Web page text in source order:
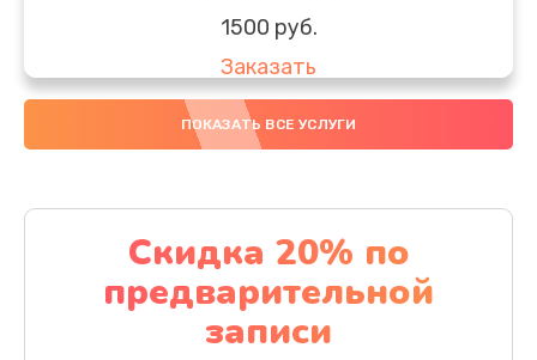
1500 руб.
Заказать
Замена южного моста
Заказать
Чистка от пыли
1060 руб.
Заказать
ПОКАЗАТЬ ВСЕ УСЛУГИ
Скидка 20% по
предварительной
записи